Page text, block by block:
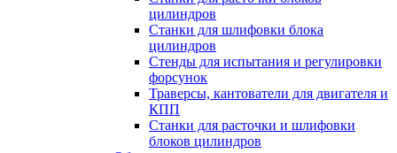
цилиндров
Станки для шлифовки блока
цилиндров
Стенды для испытания и регулировки
форсунок
Траверсы, кантователи для двигателя и
КПП
Станки для расточки и шлифовки
блоков цилиндров